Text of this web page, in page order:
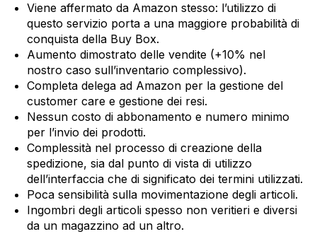
Viene affermato da Amazon stesso: l’utilizzo di
questo servizio porta a una maggiore probabilità di
conquista della Buy Box.
Aumento dimostrato delle vendite (+10% nel
nostro caso sull’inventario complessivo).
Completa delega ad Amazon per la gestione del
customer care e gestione dei resi.
Nessun costo di abbonamento e numero minimo
per l’invio dei prodotti.
Complessità nel processo di creazione della
spedizione, sia dal punto di vista di utilizzo
dell’interfaccia che di significato dei termini utilizzati.
Poca sensibilità sulla movimentazione degli articoli.
Ingombri degli articoli spesso non veritieri e diversi
da un magazzino ad un altro.